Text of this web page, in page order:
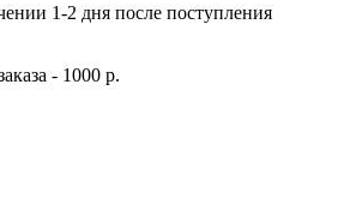
1-2 дня после поступления
- 1000 р.